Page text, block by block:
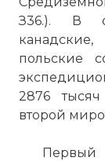
З36.). В
польские
2876
второй